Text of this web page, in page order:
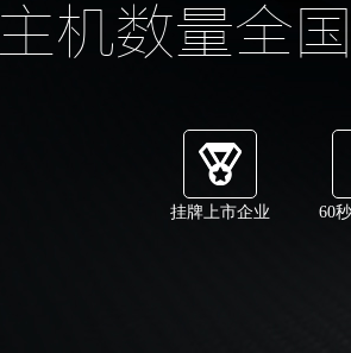
主机数量全
挂牌上市企业 60